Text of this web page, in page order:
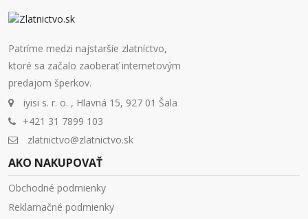
Patríme medzi najstaršie zlatníctvo,
ktoré sa začalo zaoberať internetovým
predajom šperkov.
iyisi s. r. o. , Hlavná 15, 927 01 Šala
+421 31 7899 103
zlatnictvo@zlatnictvo.sk
AKO NAKUPOVAŤ
Obchodné podmienky
Reklamačné podmienky